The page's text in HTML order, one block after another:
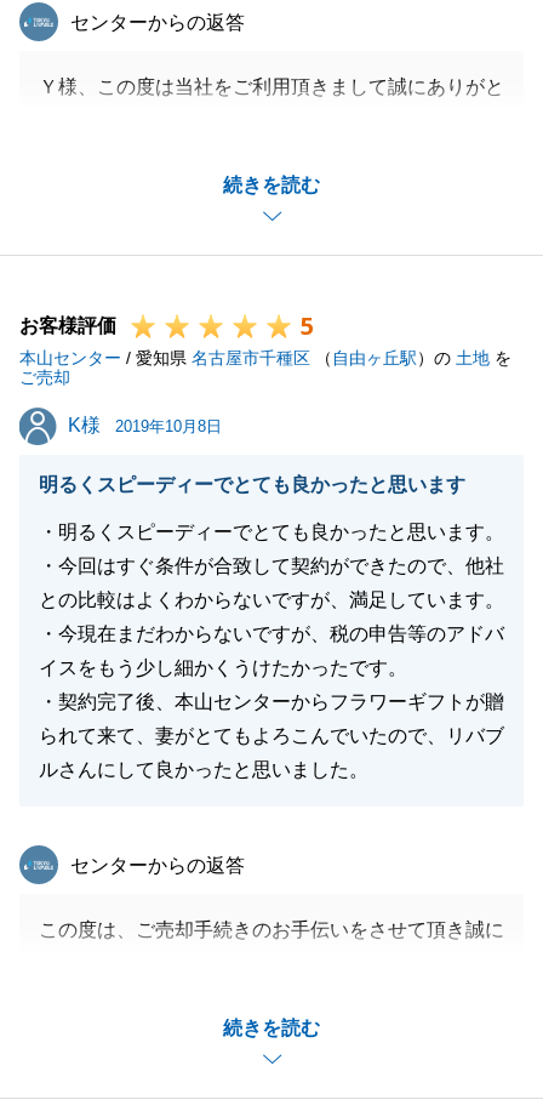
続きを読む
東急リバブル
センターからの返答
Ｙ様、この度は当社をご利用頂きまして誠にありがと
伺いしておりましたので、当センターとしても重点物
件として近隣販促を中心に重点的に販売活動を実施さ
せて頂きました。
て、当社としても大変嬉しく思っております。
お住み替え先も無事に決まったとのことで、総合的に
お手伝いさせて頂くことができ誠にありがとうござい
ました。
気軽にご相談ください。
今後ともどうぞ宜しくお願い致します。
閉じる
お客様評価 5
本山センター / 愛知県 名古屋市千種区 （ 自由ヶ丘駅）の 土地 を
ご売却
K様
K様 2019年10月8日
明るくスピーディーでとても良かったと思います
・明るくスピーディーでとても良かったと思います。
・今回はすぐ条件が合致して契約ができたので、他社
との比較はよくわからないですが、満足しています。
・今現在まだわからないですが、税の申告等のアドバ
イスをもう少し細かくうけたかったです。
・契約完了後、本山センターからフラワーギフトが贈
られて来て、妻がとてもよろこんでいたので、リバブ
ルさんにして良かったと思いました。
続きを読む
東急リバブル
センターからの返答
この度は、ご売却手続きのお手伝いをさせて頂き誠に
てしまいましたが、Ｋ様のご協力もあり、無事決済を
迎えることができて良かったです。
税金の申告の件、説明不足で申し訳ございません。